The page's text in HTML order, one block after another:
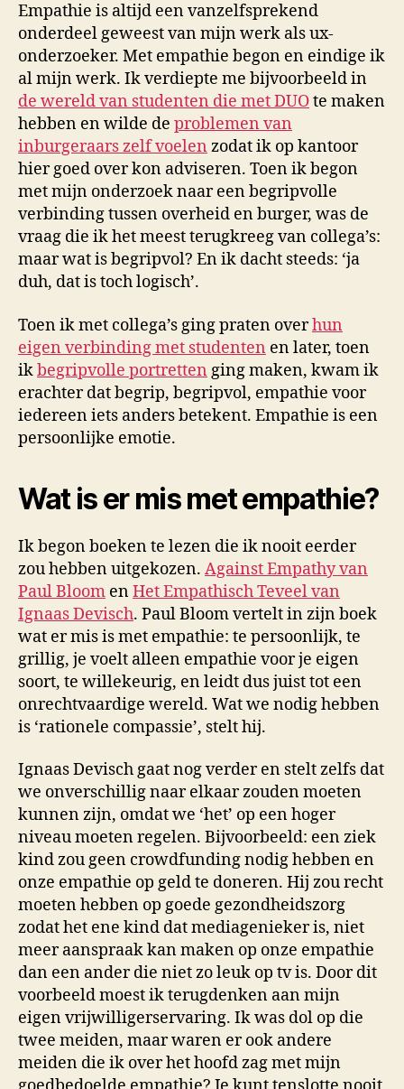
Empathie is altijd een vanzelfsprekend
onderdeel geweest van mijn werk als ux-
onderzoeker. Met empathie begon en eindige ik
al mijn werk. Ik verdiepte me bijvoorbeeld in
de wereld van studenten die met DUOte maken
hebben en wilde de problemen van
inburgeraars zelf voelen zodat ik op kantoor
hier goed over kon adviseren. Toen ik begon
met mijn onderzoek naar een begripvolle
verbinding tussen overheid en burger, was de
vraag die ik het meest terugkreeg van collega’s:
maar wat is begripvol? En ik dacht steeds: ‘ja
duh, dat is toch logisch’.
Toen ik met collega’s ging praten overhun
eigen verbinding met studenten en later, toen
ikbegripvolle portretten ging maken, kwam ik
erachter dat begrip, begripvol, empathie voor
iedereen iets anders betekent. Empathie is een
persoonlijke emotie.
Wat is er mis met empathie?
Ik begon boeken te lezen die ik nooit eerder
zou hebben uitgekozen. Against Empathy van
Paul Bloom enHet Empathisch Teveel van
Ignaas Devisch. Paul Bloom vertelt in zijn boek
wat er mis is met empathie: te persoonlijk, te
grillig, je voelt alleen empathie voor je eigen
soort, te willekeurig, en leidt dus juist tot een
onrechtvaardige wereld. Wat we nodig hebben
is ‘rationele compassie’, stelt hij.
Ignaas Devisch gaat nog verder en stelt zelfs dat
we onverschillig naar elkaar zouden moeten
kunnen zijn, omdat we ‘het’ op een hoger
niveau moeten regelen. Bijvoorbeeld: een ziek
kind zou geen crowdfunding nodig hebben en
onze empathie op geld te doneren. Hij zou recht
moeten hebben op goede gezondheidszorg
zodat het ene kind dat mediagenieker is, niet
meer aanspraak kan maken op onze empathie
dan een ander die niet zo leuk op tv is. Door dit
voorbeeld moest ik terugdenken aan mijn
eigen vrijwilligerservaring. Ik was dol op die
twee meiden, maar waren er ook andere
meiden die ik over het hoofd zag met mijn